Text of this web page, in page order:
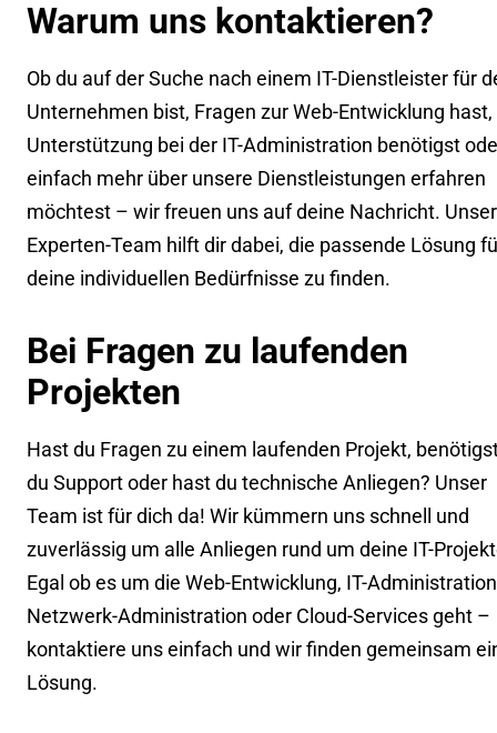
Warum uns kontaktieren?
Ob du auf der Suche nach einem IT-Dienstleister für
Unternehmen bist, Fragen zur Web-Entwicklung hast,
Unterstützung bei der IT-Administration benötigst
einfach mehr über unsere Dienstleistungen erfahren
möchtest – wir freuen uns auf deine Nachricht. Unser
Experten-Team hilft dir dabei, die passende Lösung
deine individuellen Bedürfnisse zu finden.
Bei Fragen zu laufenden
Projekten
Hast du Fragen zu einem laufenden Projekt,
du Support oder hast du technische Anliegen? Unser
Team ist für dich da! Wir kümmern uns schnell und
zuverlässig um alle Anliegen rund um deine IT-
Egal ob es um die Web-Entwicklung, IT-
Netzwerk-Administration oder Cloud-Services geht –
kontaktiere uns einfach und wir finden gemeinsam
Lösung.